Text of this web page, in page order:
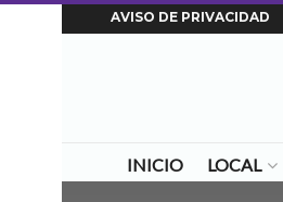
AVISO DE PRIVACIDAD
INICIO LOCAL